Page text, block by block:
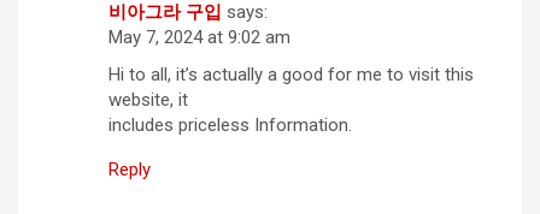
비아그라 구입 says:
May 7, 2024 at 9:02 am
Hi to all, it’s actually a good for me to visit this
website, it
includes priceless Information.
Reply